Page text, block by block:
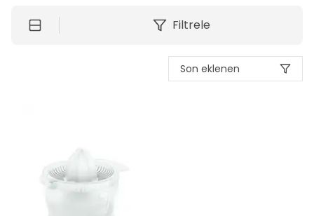
Filtrele
Son eklenen